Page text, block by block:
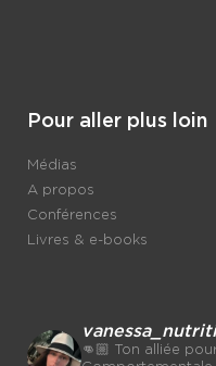
Pour aller plus loin
Médias
A propos
Conférences
Livres & e-books
👊🏼 Ton alliée